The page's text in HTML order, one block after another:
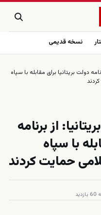
نسخه قدیمی
دولت بریتانیا برای مقابله با سپاه
از برنامه
با سپاه
حمایت کردند
·60 بازدید